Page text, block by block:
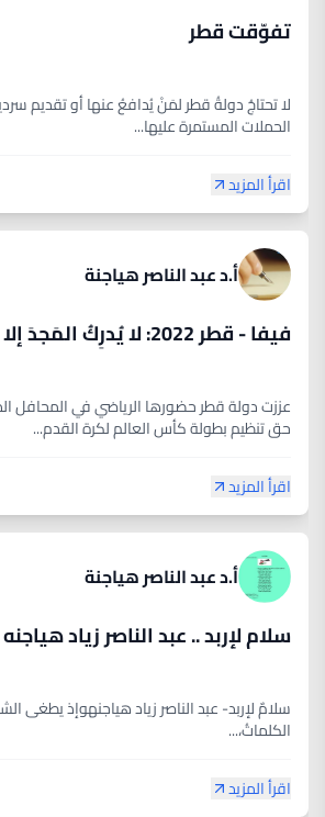
تفوّقت قطر
لا تحتاجُ دولةُ قطر لمَنْ يُدافعُ عنها أو تقديم
الحملات المستمرة عليها...
اقرأ المزيد
أ.د عبد الناصر هياجنة
فيفا - قطر 2022: لا يُدرِكُ المَجدَ إلا سَيّدٌ فَطِنٌ
عززت دولة قطر حضورها الرياضي في المحافل
حق تنظيم بطولة كأس العالم لكرة القدم...
اقرأ المزيد
أ.د عبد الناصر هياجنة
سلام لإربد .. عبد الناصر زياد هياجنه
سلامٌ لإربد- عبد الناصر زياد هياجنهوإذ يطغى
الكلماتُ،...
اقرأ المزيد